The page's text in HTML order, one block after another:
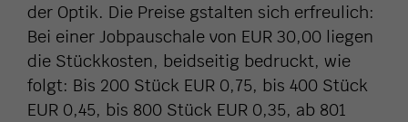
der Optik. Die Preise gstalten sich erfreulich:
Bei einer Jobpauschale von EUR 30,00 liegen
die Stückkosten, beidseitig bedruckt, wie
folgt: Bis 200 Stück EUR 0,75, bis 400 Stück
EUR 0,45, bis 800 Stück EUR 0,35, ab 801